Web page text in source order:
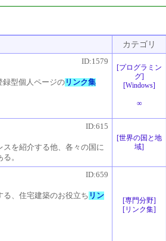
カテゴリ
ID:1579
録型個人ページの リンク集
[プログラミン
グ]
[Windows]
∞
ID:615
を紹介する他、各々の国に
。
[世界の国と地
域]
ID:659
る、住宅建築のお役立ち リン
[専門分野]
[リンク集]